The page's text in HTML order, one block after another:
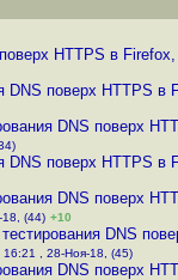
HTTPS в Firefox
DNS поверх HTTPS в
DNS поверх
DNS поверх HTTPS в
DNS поверх
(44) +10
DNS
16:21 , 28-Ноя-18, (45)
DNS поверх